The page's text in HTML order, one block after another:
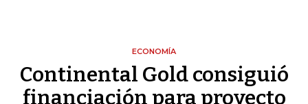
ECONOMÍA
Continental Gold consiguió
financiación para proyecto